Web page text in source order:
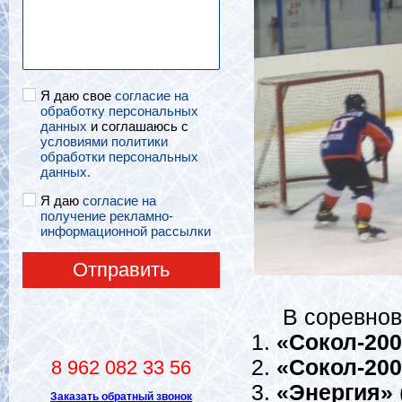
Я даю свое согласие на
обработку персональных
данных и соглашаюсь с
условиями политики
обработки персональных
данных.
Я даю согласие на
получение рекламно-
информационной рассылки
Отправить
8 962 082 33 56
Заказать обратный звонок
В
1. «Сокол-
2. «Сокол-
3. «Энергия»